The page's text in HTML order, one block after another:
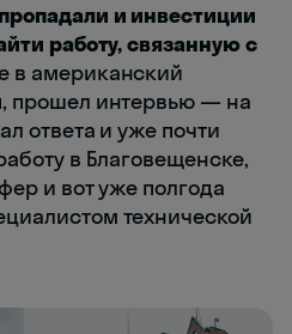
и инвестиции
работу, связанную с
в американский
прошел интервью — на
ответа и уже почти
в Благовещенске,
и вот уже полгода
технической